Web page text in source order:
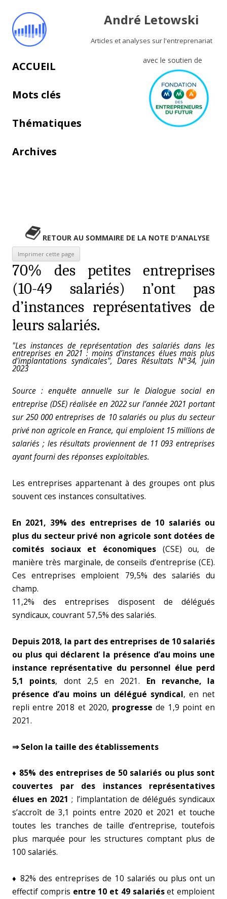
André Letowski
Articles et analyses sur l'entreprenariat
avec le soutien de
Aller au contenu principal
ACCUEIL
Mots clés
Thématiques
Archives
RETOUR AU SOMMAIRE DE LA NOTE D'ANALYSE
70% des petites entreprises
(10-49 salariés) n’ont pas
d’instances représentatives de
leurs salariés.
"Les instances de représentation des salariés dans les
entreprises en 2021 : moins d’instances élues mais plus
d'implantations syndicales", Dares Résultats N°34, juin
2023
Source : enquête annuelle sur le Dialogue social en
entreprise (DSE) réalisée en 2022 sur l’année 2021 portant
sur 250 000 entreprises de 10 salariés ou plus du secteur
privé non agricole en France, qui emploient 15 millions de
salariés ; les résultats proviennent de 11 093 entreprises
ayant fourni des réponses exploitables.
Les entreprises appartenant à des groupes ont plus
souvent ces instances consultatives.
En 2021, 39% des entreprises de 10 salariés ou
plus du secteur privé non agricole sont dotées de
comités sociaux et économiques (CSE) ou, de
manière très marginale, de conseils d’entreprise (CE).
Ces entreprises emploient 79,5% des salariés du
champ.
11,2% des entreprises disposent de délégués
syndicaux, couvrant 57,5% des salariés.
Depuis 2018, la part des entreprises de 10 salariés
ou plus qui déclarent la présence d’au moins une
instance représentative du personnel élue perd
5,1 points, dont 2,5 en 2021. En revanche, la
présence d’au moins un délégué syndical, en net
repli entre 2018 et 2020, progresse de 1,9 point en
2021.
⇒ Selon la taille des établissements
♦ 85% des entreprises de 50 salariés ou plus sont
couvertes par des instances représentatives
élues en 2021 ; l’implantation de délégués syndicaux
s’accroît de 3,1 points entre 2020 et 2021 et touche
toutes les tranches de taille d’entreprise, toutefois
plus marquée pour les structures comptant plus de
100 salariés.
♦ 82% des entreprises de 10 salariés ou plus ont un
effectif compris entre 10 et 49 salariéset emploient